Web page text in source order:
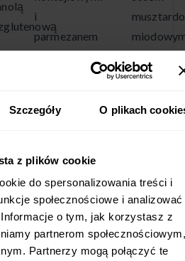
Szczegóły O plikach
z plików cookie
do spersonalizowania treści i
społecznościowe i analizować
o tym, jak korzystasz z
partnerom społecznościowym,
Partnerzy mogą połączyć te
i
parmezanem